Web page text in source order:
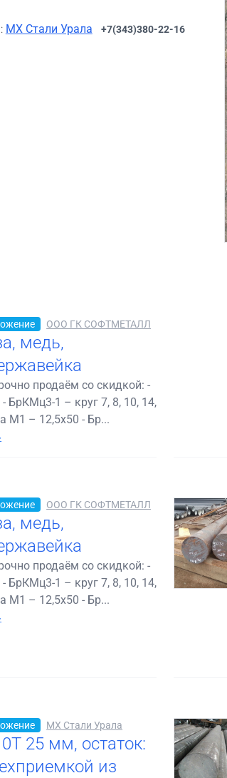
МХ Стали Урала +7(343)380-22-16
ООО ГК СОФТМЕТАЛЛ
медь,
продаём со скидкой: -
БрКМц3-1 – круг 7, 8, 10, 14,
М1 – 12,5х50 - Бр...
ООО ГК СОФТМЕТАЛЛ
медь,
продаём со скидкой: -
БрКМц3-1 – круг 7, 8, 10, 14,
М1 – 12,5х50 - Бр...
МХ Стали Урала
25 мм, остаток:
из